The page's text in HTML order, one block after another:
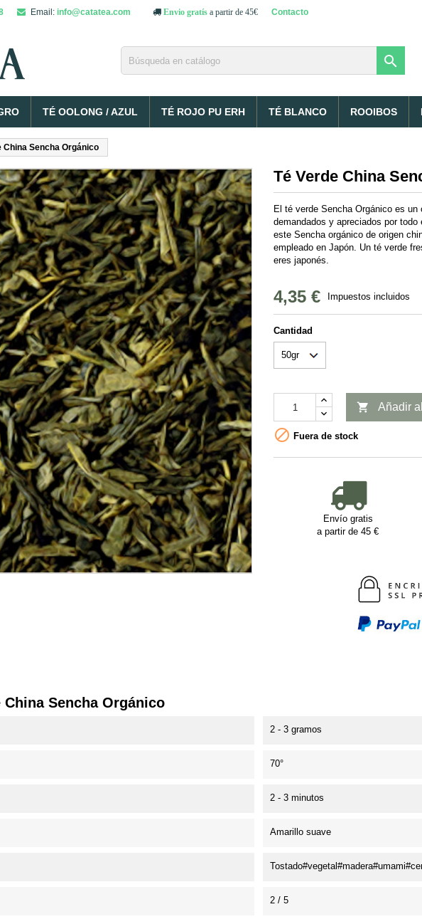
Email: info@catatea.com Envio gratís a partir de 45€ Contacto

TÉ OOLONG / AZUL TÉ ROJO PU ERH TÉ BLANCO ROOIBOS
China Sencha Orgánico
Té Verde China
El té verde Sencha Orgánico es
demandados y apreciados por
este Sencha orgánico de origen
empleado en Japón. Un té verde
eres japonés.
4,35 € Impuestos incluidos
Cantidad
 Añadir
 Fuera de stock
Envío gratis
a partir de 45 €
Sencha Orgánico
2 - 3 gramos
70°
2 - 3 minutos
Amarillo suave
2 / 5